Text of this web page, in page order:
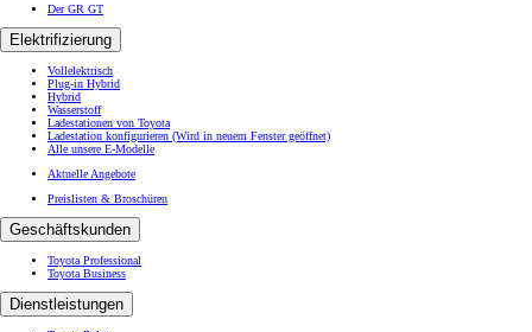
Der GR GT
Elektrifizierung
Vollelektrisch
Plug-in Hybrid
Hybrid
Wasserstoff
Ladestationen von Toyota
Ladestation konfigurieren (Wird in neuem Fenster geöffnet)
Alle unsere E-Modelle
Aktuelle Angebote
Preislisten & Broschüren
Geschäftskunden
Toyota Professional
Toyota Business
Dienstleistungen